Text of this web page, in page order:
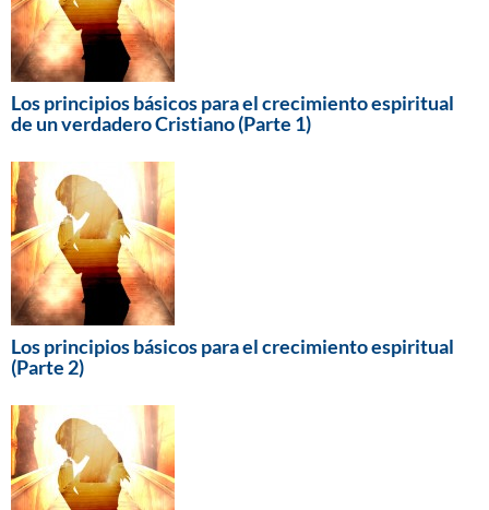
Los principios básicos para el crecimiento espiritual
de un verdadero Cristiano (Parte 1)
Los principios básicos para el crecimiento espiritual
(Parte 2)